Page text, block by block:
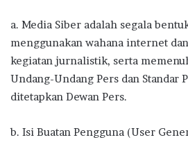
a. Media Siber adalah segala
menggunakan wahana internet
kegiatan jurnalistik, serta
Undang-Undang Pers dan Standar
ditetapkan Dewan Pers.
b. Isi Buatan Pengguna (User